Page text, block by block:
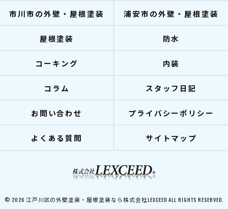
市川市の外壁・屋根塗装 浦安市の外壁・屋根塗装
屋根塗装 防水
コーキング 内装
コラム スタッフ日記
お問い合わせ プライバシーポリシー
よくある質問 サイトマップ
© 2026 江戸川区の外壁塗装・屋根塗装なら株式会社LEXCEED ALL RIGHTS RESERVED.